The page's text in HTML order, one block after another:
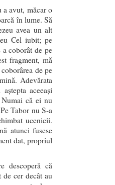
a avut, măcar o
în lume. Să
avea un alt
Cel iubit; pe
coborât de pe
fragment, mă
de pe
Adevărata
aceeași
Numai că ei nu
Tabor nu S-a
ucenicii.
atunci fusese
dat, propriul
descoperă că
cer decât au